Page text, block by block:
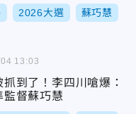
2026大選 蘇巧慧
到了！李四川嗆爆：
監督蘇巧慧
13:03